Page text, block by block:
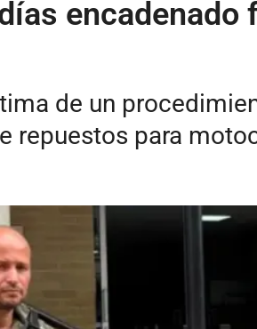
de un
repuestos para